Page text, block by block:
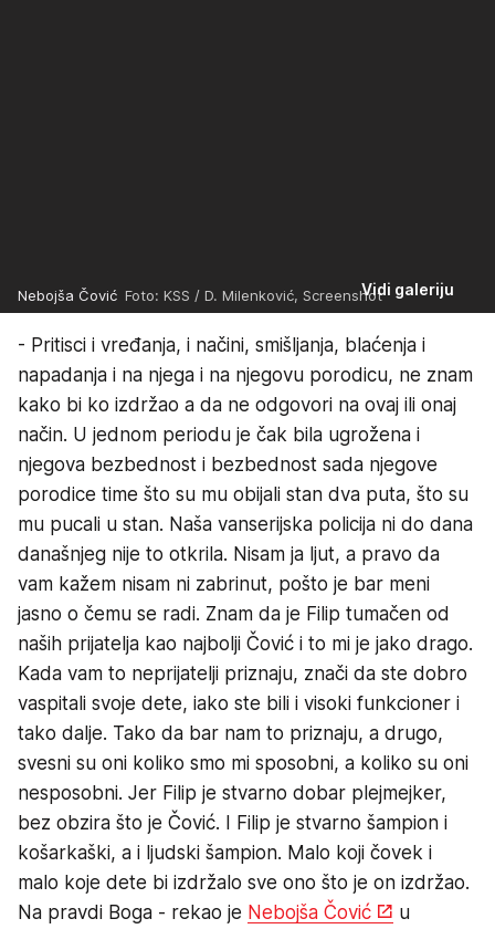
Vidi galeriju
Nebojša Čović Foto: KSS / D. Milenković, Screenshot
- Pritisci i vređanja, i načini, smišljanja, blaćenja i
napadanja i na njega i na njegovu porodicu, ne znam
kako bi ko izdržao a da ne odgovori na ovaj ili onaj
način. U jednom periodu je čak bila ugrožena i
njegova bezbednost i bezbednost sada njegove
porodice time što su mu obijali stan dva puta, što su
mu pucali u stan. Naša vanserijska policija ni do dana
današnjeg nije to otkrila. Nisam ja ljut, a pravo da
vam kažem nisam ni zabrinut, pošto je bar meni
jasno o čemu se radi. Znam da je Filip tumačen od
naših prijatelja kao najbolji Čović i to mi je jako drago.
Kada vam to neprijatelji priznaju, znači da ste dobro
vaspitali svoje dete, iako ste bili i visoki funkcioner i
tako dalje. Tako da bar nam to priznaju, a drugo,
svesni su oni koliko smo mi sposobni, a koliko su oni
nesposobni. Jer Filip je stvarno dobar plejmejker,
bez obzira što je Čović. I Filip je stvarno šampion i
košarkaški, a i ljudski šampion. Malo koji čovek i
malo koje dete bi izdržalo sve ono što je on izdržao.
Na pravdi Boga - rekao je Nebojša Čović
u